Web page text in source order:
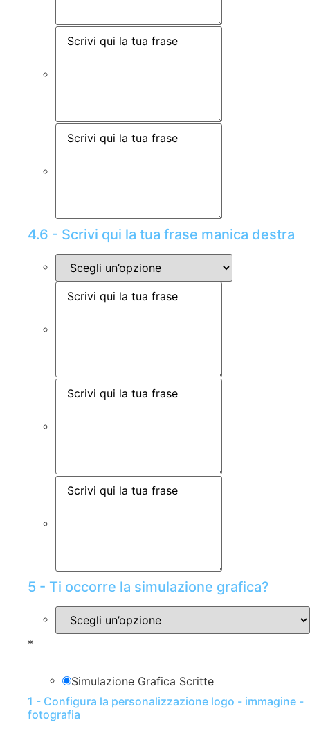
4.6 - Scrivi qui la tua frase manica destra
5 - Ti occorre la simulazione grafica?
*
Simulazione Grafica Scritte
1 - Configura la personalizzazione logo - immagine -
fotografia